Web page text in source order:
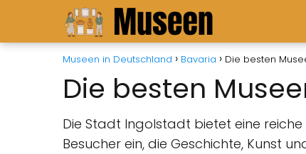
Museen in Deutschland Bavaria Die besten
Die besten
Die Stadt Ingolstadt bietet eine
Besucher ein, die Geschichte, Kunst